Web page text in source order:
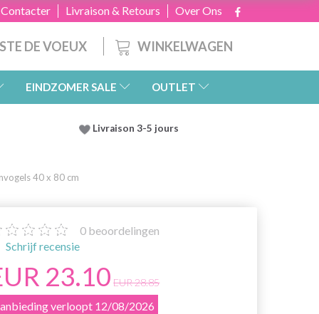
Over Ons
Livraison & Retours
WINKELWAGEN
DE VOEUX
EINDZOMER SALE OUTLET
Livraison 3-5 jours
40 x 80 cm
0 beoordelingen
Schrijf recensie
23.10 EUR 28.85
verloopt 12/08/2026